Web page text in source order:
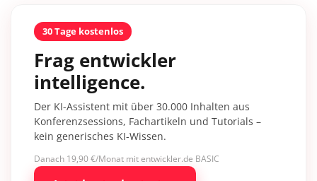
30 Tage kostenlos
Frag entwickler
intelligence.
Der KI-Assistent mit über 30.000 Inhalten aus
Konferenzsessions, Fachartikeln und Tutorials –
kein generisches KI-Wissen.
Danach 19,90 €/Monat mit entwickler.de BASIC